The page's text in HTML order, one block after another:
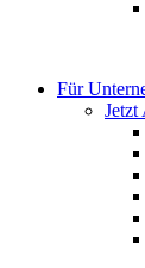
Für
Jetzt